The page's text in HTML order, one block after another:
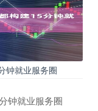
钟就业服务圈
钟就业服务圈